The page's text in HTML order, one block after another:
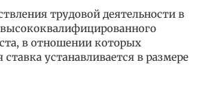
трудовой деятельности в
высококвалифицированного
в отношении которых
ставка устанавливается в размере